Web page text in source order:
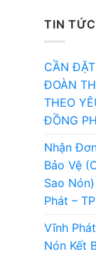
TIN
CẦN
ĐOÀN
THEO
ĐỒNG
Nhận
Bảo Vệ
Sao
Phát –
Vĩnh
Nón Kết